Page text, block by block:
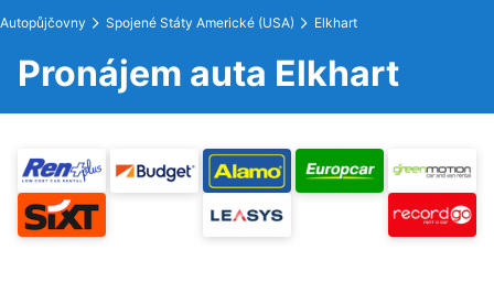
Autopůjčovny Spojené Státy Americké (USA) Elkhart
Pronájem auta Elkhart